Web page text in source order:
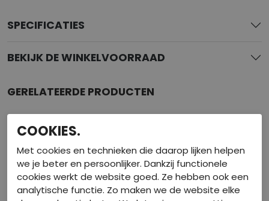
SPECIFICATIES
BEKIJK DE WINKELVOORRAAD
GERELATEERDE PRODUCTEN
COOKIES.
Met cookies en technieken die daarop lijken helpen
we je beter en persoonlijker. Dankzij functionele
cookies werkt de website goed. Ze hebben ook een
analytische functie. Zo maken we de website elke